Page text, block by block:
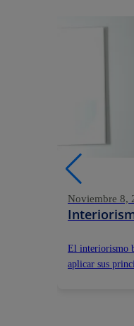
Noviembre 8,
El interiorismo
aplicar sus